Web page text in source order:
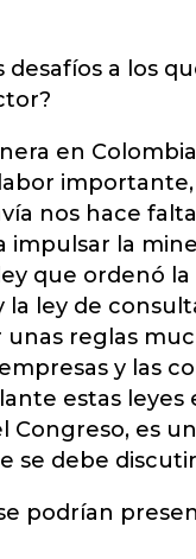
desafíos a los
en
importante,
nos hace
impulsar la
que ordenó
ley de
unas reglas
y las
estas leyes
Congreso, es
se debe
podrían